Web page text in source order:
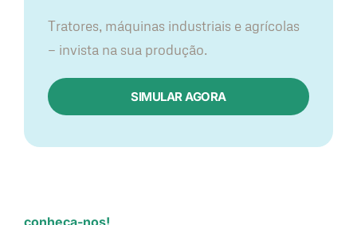
Tratores, máquinas industriais e agrícolas
— invista na sua produção.
SIMULAR AGORA